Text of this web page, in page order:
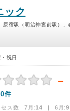
ック
宿駅（明治神宮前駅）、
祝日
－
0件
セス数 7月:14 | 6月:9